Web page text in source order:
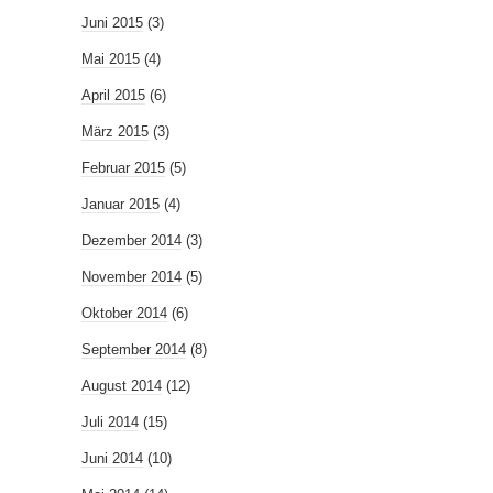
Juni 2015 (3)
Mai 2015 (4)
April 2015 (6)
März 2015 (3)
Februar 2015 (5)
Januar 2015 (4)
Dezember 2014 (3)
November 2014 (5)
Oktober 2014 (6)
September 2014 (8)
August 2014 (12)
Juli 2014 (15)
Juni 2014 (10)